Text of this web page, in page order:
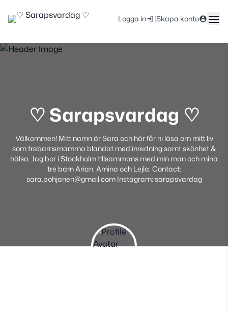
Logga in |Skapa konto
♡ Sarapsvardag ♡
Välkommen! Mitt namn är Sara och här får ni läsa om mitt liv
som trebarnsmamma blandat med inredning samt skönhet &
hälsa. Jag bor i Stockholm tillsammans med min man och mina
tre barn Arian, Amina och Lejla. Contact:
sara.pohjanen@gmail.com Instagram: sarapsvardag